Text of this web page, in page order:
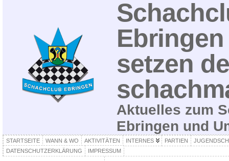
setzen
Aktuelles zum
Ebringen und
STARTSEITE WANN & WO AKTIVITÄTEN INTERNES PARTIEN
DATENSCHUTZERKLÄRUNG
IMPRESSUM